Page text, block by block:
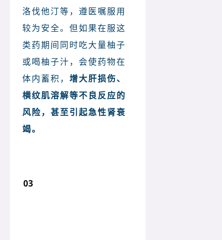
洛伐他汀等，遵医嘱服用
较为安全。但如果在服这
类药期间同时吃大量柚子
或喝柚子汁，会使药物在
体内蓄积， 增大肝损伤、
横纹肌溶解等不良反应的
风险，甚至引起急性肾衰
竭。
03